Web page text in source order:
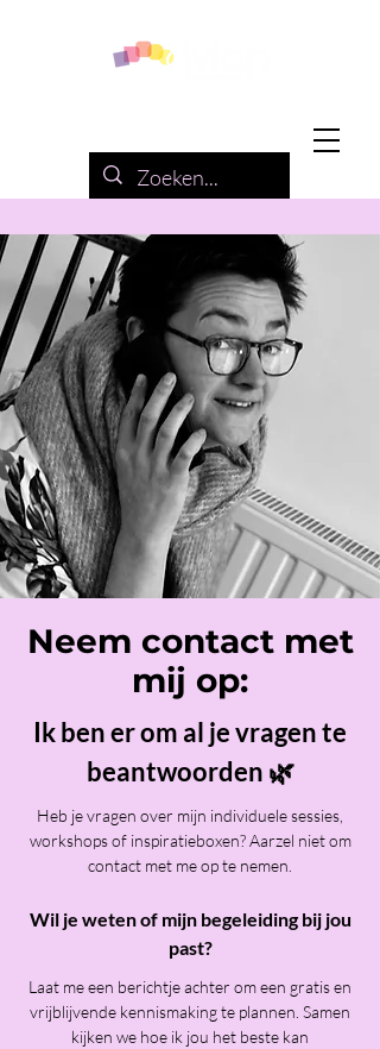
Neem contact met
mij op:
Ik ben er om al je vragen te
beantwoorden 🌿
Heb je vragen over mijn individuele sessies,
workshops of inspiratieboxen? Aarzel niet om
contact met me op te nemen.
Wil je weten of mijn begeleiding bij jou
past?
Laat me een berichtje achter om een gratis en
vrijblijvende kennismaking te plannen. Samen
kijken we hoe ik jou het beste kan